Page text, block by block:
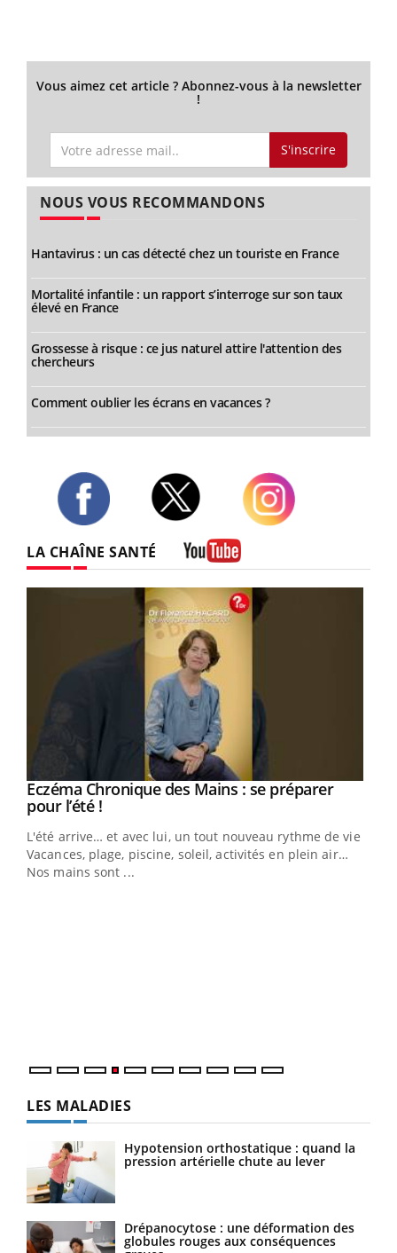
Vous aimez cet article ? Abonnez-vous à la newsletter
!
S'inscrire
NOUS VOUS RECOMMANDONS
Hantavirus : un cas détecté chez un touriste en France
Mortalité infantile : un rapport s’interroge sur son taux
élevé en France
Grossesse à risque : ce jus naturel attire l'attention des
chercheurs
Comment oublier les écrans en vacances ?
LA CHAÎNE SANTÉ
Youtube
Eczéma Chronique des Mains : se préparer
pour l’été !Youtube
L'été arrive… et avec lui, un tout nouveau rythme de vie !
Vacances, plage, piscine, soleil, activités en plein air…
Nos mains sont ...
LES MALADIES
Hypotension orthostatique : quand la
pression artérielle chute au lever
Drépanocytose : une déformation des
globules rouges aux conséquences